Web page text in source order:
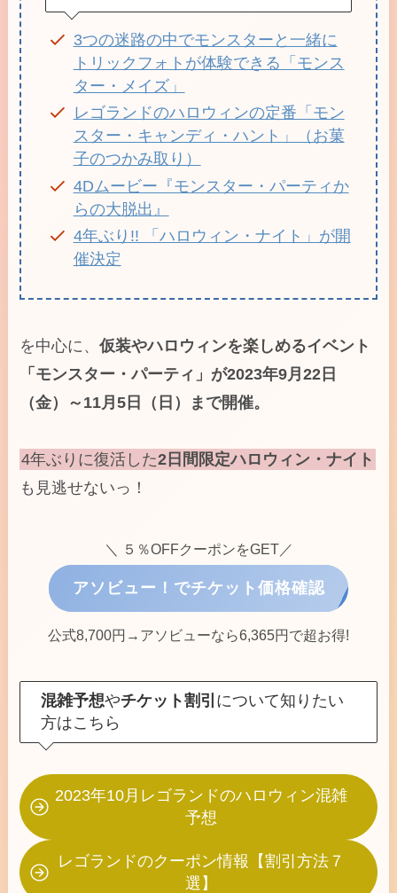
3つの迷路の中でモンスターと一緒に
トリックフォトが体験できる「モンス
ター・メイズ」
レゴランドのハロウィンの定番「モン
スター・キャンディ・ハント」（お菓
子のつかみ取り）
4Dムービー『モンスター・パーティか
らの大脱出』
4年ぶり!! 「ハロウィン・ナイト」が開
催決定
を中心に、仮装やハロウィンを楽しめるイベント
「モンスター・パーティ」が2023年9月22日
（金）～11月5日（日）まで開催。
4年ぶりに復活した2日間限定ハロウィン・ナイト
も見逃せないっ！
＼ ５％OFFクーポンをGET／
アソビュー！でチケット価格確認
公式8,700円→アソビューなら6,365円で超お得!
混雑予想やチケット割引 について知りたい
方はこちら
2023年10月レゴランドのハロウィン混雑
予想
レゴランドのクーポン情報【割引方法７
選】